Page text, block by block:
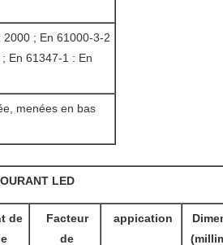
; En 61000-3-2
En 61347-1 : En
menées en bas
LED
de
Facteur
de
appication